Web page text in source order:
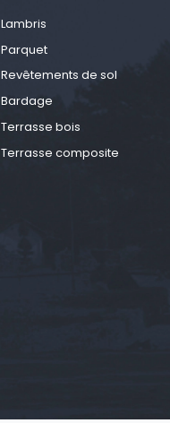
Lambris
Parquet
Revêtements de sol
Bardage
Terrasse bois
Terrasse composite